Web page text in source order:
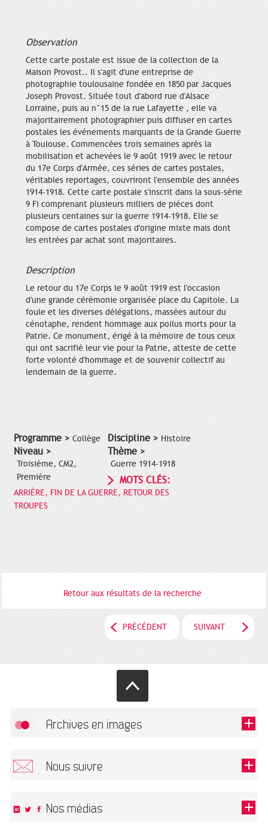
Observation
Cette carte postale est issue de la collection de la
Maison Provost.. Il s'agit d'une entreprise de
photographie toulousaine fondée en 1850 par Jacques
Joseph Provost. Située tout d'abord rue d'Alsace
Lorraine, puis au n°15 de la rue Lafayette , elle va
majoritairement photographier puis diffuser en cartes
postales les événements marquants de la Grande Guerre
à Toulouse. Commencées trois semaines après la
mobilisation et achevées le 9 août 1919 avec le retour
du 17e Corps d'Armée, ces séries de cartes postales,
véritables reportages, couvriront l'ensemble des années
1914-1918. Cette carte postale s'inscrit dans la sous-série
9 Fi comprenant plusieurs milliers de pièces dont
plusieurs centaines sur la guerre 1914-1918. Elle se
compose de cartes postales d'origine mixte mais dont
les entrées par achat sont majoritaires.
Description
Le retour du 17e Corps le 9 août 1919 est l'occasion
d'une grande cérémonie organisée place du Capitole. La
foule et les diverses délégations, massées autour du
cénotaphe, rendent hommage aux poilus morts pour la
Patrie. Ce monument, érigé à la mémoire de tous ceux
qui ont sacrifié leur vie pour la Patrie, atteste de cette
forte volonté d'hommage et de souvenir collectif au
lendemain de la guerre.
Programme > Collège
Niveau >
Troisième, CM2,
Première
Discipline > Histoire
Thème >
Guerre 1914-1918
MOTS CLÉS:
ARRIÈRE, FIN DE LA GUERRE, RETOUR DES
TROUPES
Retour aux résultats de la recherche
PRÉCÉDENT SUIVANT
Archives en images
Nous suivre
Nos médias